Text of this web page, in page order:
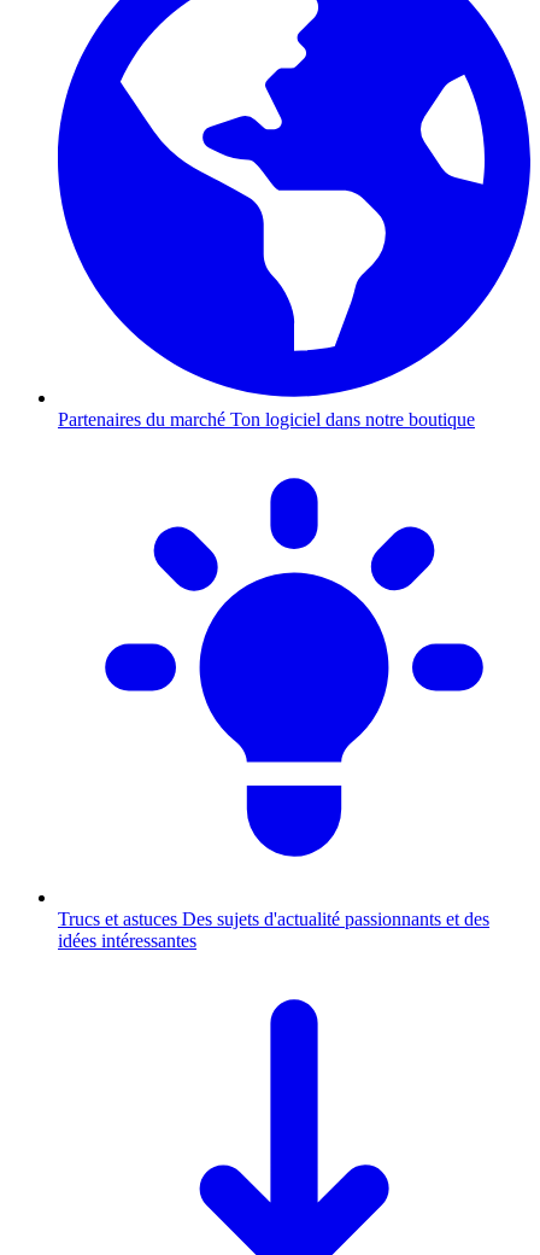
Partenaires du marché Ton logiciel dans notre boutique
Trucs et astuces Des sujets d'actualité passionnants et des
idées intéressantes